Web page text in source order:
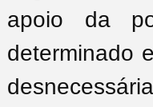
apoio da
determinado